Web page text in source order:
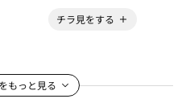
チラ見をする
もっと見る